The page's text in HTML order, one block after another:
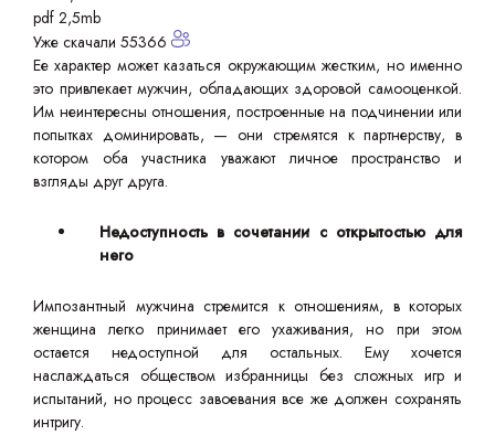
pdf 2,5mb
Уже скачали 55366
Ее характер может казаться окружающим жестким, но именно
это привлекает мужчин, обладающих здоровой самооценкой.
Им неинтересны отношения, построенные на подчинении или
попытках доминировать, — они стремятся к партнерству, в
котором оба участника уважают личное пространство и
взгляды друг друга.
Недоступность в сочетании с открытостью для
него
Импозантный мужчина стремится к отношениям, в которых
женщина легко принимает его ухаживания, но при этом
остается недоступной для остальных. Ему хочется
наслаждаться обществом избранницы без сложных игр и
испытаний, но процесс завоевания все же должен сохранять
интригу.